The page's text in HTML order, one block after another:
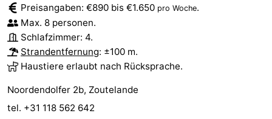
Preisangaben: €890 bis €1.650 pro Woche.
Max. 8 personen.
Schlafzimmer: 4.
Strandentfernung: ±100 m.
Haustiere erlaubt nach Rücksprache.
Noordendolfer 2b, Zoutelande
tel. +31 118 562 642